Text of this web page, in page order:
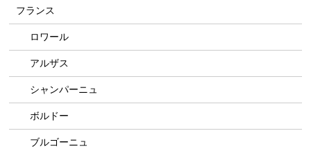
フランス
ロワール
アルザス
シャンパーニュ
ボルドー
ブルゴーニュ